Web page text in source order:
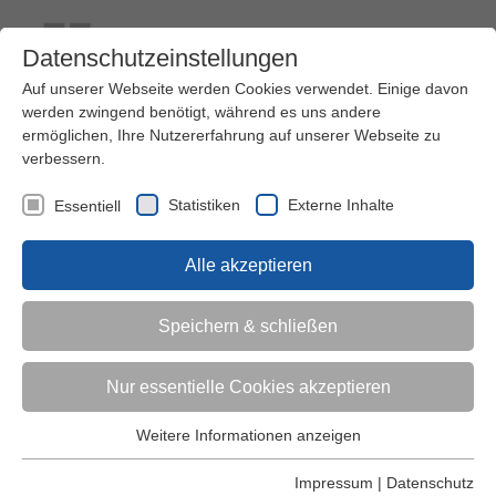
Kontakt Ihre Meinung ist uns wichtig!
Kinder (0-6)
Grundschulkinder
Jugendliche
Datenschutzeinstellungen
Auf unserer Webseite werden Cookies verwendet. Einige davon
werden zwingend benötigt, während es uns andere
ermöglichen, Ihre Nutzererfahrung auf unserer Webseite zu
verbessern.
Essentiell Statistiken Externe Inhalte
Alle akzeptieren
Speichern & schließen
Nur essentielle Cookies akzeptieren
Essentielle Cookies werden für grundlegende Funktionen der
Weitere Informationen anzeigen
Impressum | Datenschutz